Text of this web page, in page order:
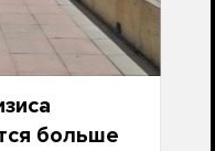
больше